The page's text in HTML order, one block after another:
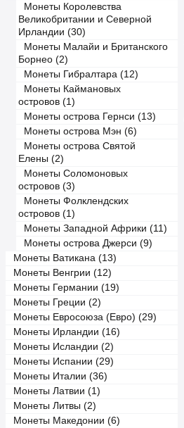
Монеты Королевства
Великобритании и Северной
Ирландии (30)
Монеты Малайи и Британского
Борнео (2)
Монеты Гибралтара (12)
Монеты Каймановых
островов (1)
Монеты острова Гернси (13)
Монеты острова Мэн (6)
Монеты острова Святой
Елены (2)
Монеты Соломоновых
островов (3)
Монеты Фолклендских
островов (1)
Монеты Западной Африки (11)
Монеты острова Джерси (9)
Монеты Ватикана (13)
Монеты Венгрии (12)
Монеты Германии (19)
Монеты Греции (2)
Монеты Евросоюза (Евро) (29)
Монеты Ирландии (16)
Монеты Исландии (2)
Монеты Испании (29)
Монеты Италии (36)
Монеты Латвии (1)
Монеты Литвы (2)
Монеты Македонии (6)